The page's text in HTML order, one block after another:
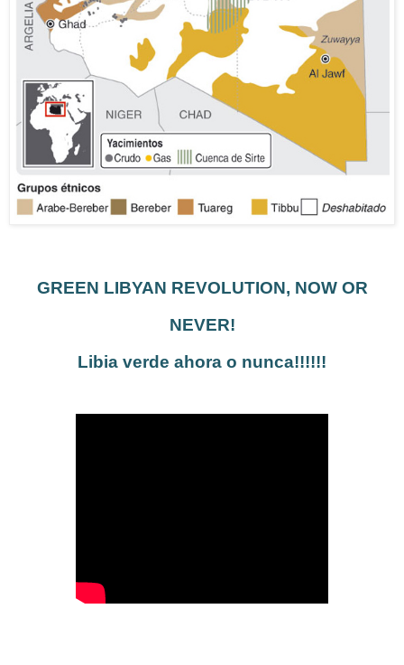
GREEN LIBYAN REVOLUTION, NOW OR
NEVER!
Libia verde ahora o nunca!!!!!!